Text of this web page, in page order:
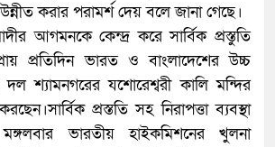
করার পরামর্শ দেয় বলে জানা গেছে।
আগমনকে কেন্দ্র করে সার্বিক প্রস্তুতি
প্রতিদিন ভারত ও বাংলাদেশের উচ্চ
দল শ্যামনগরের যশোরেশ্বরী কালি মন্দির
প্রস্ততি সহ নিরাপত্তা ব্যবস্থা
ভারতীয় হাইকমিশনের খুলনা